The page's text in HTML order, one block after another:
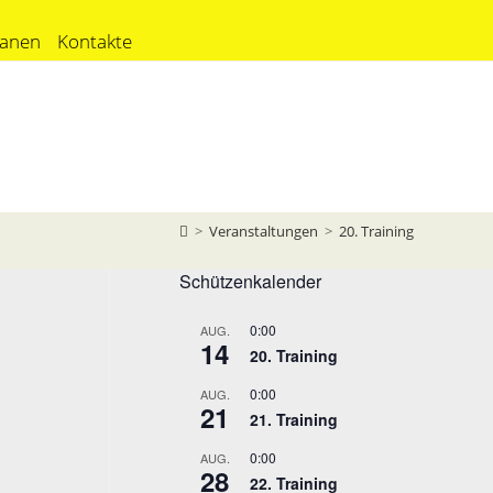
Kontakte
> Veranstaltungen > 20. Training
Schützenkalender
AUG.
14
0:00
20. Training
AUG.
21
0:00
21. Training
AUG.
28
0:00
22. Training